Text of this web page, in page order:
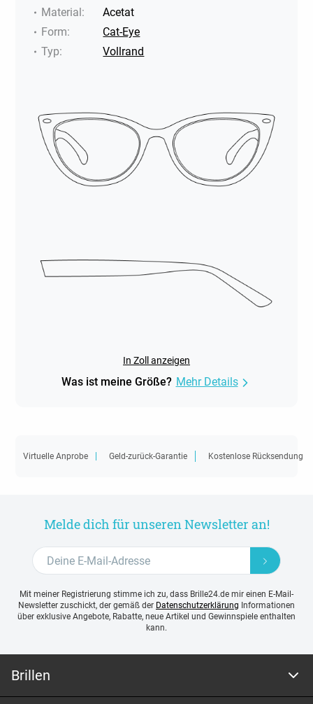
Material:
Acetat
Form:
Cat-Eye
Typ: Vollrand
In Zoll anzeigen
Was ist meine Größe? Mehr Details
Virtuelle Anprobe Geld-zurück-Garantie Kostenlose Rücksendung
Melde dich für unseren Newsletter an!
Mit meiner Registrierung stimme ich zu, dass Brille24.de mir einen E-Mail-
Newsletter zuschickt, der gemäß der Datenschutzerklärung Informationen
über exklusive Angebote, Rabatte, neue Artikel und Gewinnspiele enthalten
kann.
Brillen